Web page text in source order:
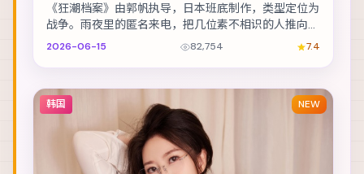
《狂潮档案》由郭帆执导，日本班底制作，类型定位为
战争。雨夜里的匿名来电，把几位素不相识的人推向同
一条危途。主演包括凯特·布兰切特、雷佳音、孙艺珍...
2026-06-15 82,754 7.4
韩国 NEW